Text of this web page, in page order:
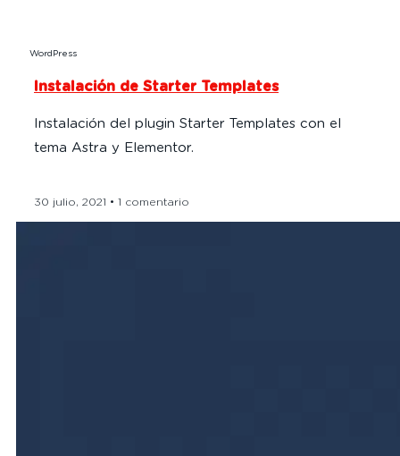
WordPress
Instalación de Starter Templates
Instalación del plugin Starter Templates con el
tema Astra y Elementor.
30 julio, 2021 1 comentario